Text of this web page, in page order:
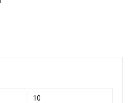
Preço